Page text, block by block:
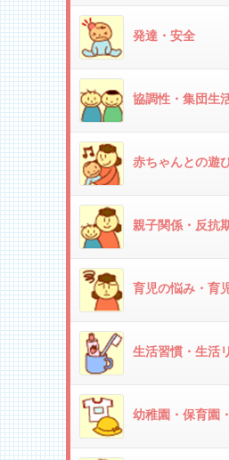
発達・安全
協調性・集団生
赤ちゃんとの遊
親子関係・反抗
育児の悩み・育
生活習慣・生活
幼稚園・保育園